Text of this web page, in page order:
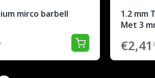
mirco barbell
1.2 mm
Met 3
€2,41